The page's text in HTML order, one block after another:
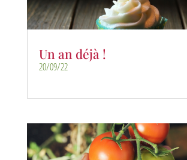
Un an déjà !
20/09/22